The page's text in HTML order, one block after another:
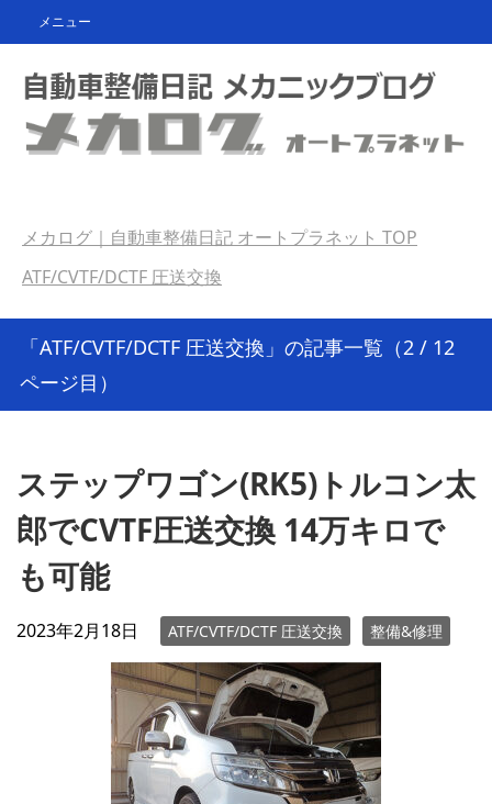
メニュー
メカログ｜自動車整備日記 オートプラネット TOP
ATF/CVTF/DCTF 圧送交換
「ATF/CVTF/DCTF 圧送交換」の記事一覧（2 / 12
ページ目）
ステップワゴン(RK5)トルコン太
郎でCVTF圧送交換 14万キロで
も可能
2023年2月18日 ATF/CVTF/DCTF 圧送交換 整備&修理